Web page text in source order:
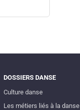
DOSSIERS DANSE
Culture danse
Les métiers liés à la danse